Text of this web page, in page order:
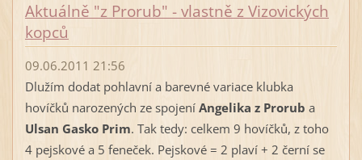
Aktuálně "z Prorub" - vlastně z Vizovických
kopců
09.06.2011 21:56
Dlužím dodat pohlavní a barevné variace klubka
hovíčků narozených ze spojení Angelika z Prorub a
Ulsan Gasko Prim. Tak tedy: celkem 9 hovíčků, z toho
4 pejskové a 5 feneček. Pejskové = 2 plaví + 2 černí se